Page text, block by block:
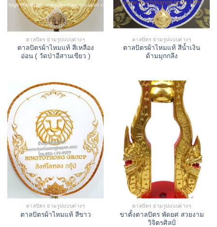
ตาลปัตร ย่ามรูปแบบต่างๆ
ตาลปัตรผ้าไหมแท้ สีเหลือง
อ่อน ( วัดป่าอีสานเขียว )
ตาลปัตร ย่ามรูปแบบต่างๆ
ตาลปัตรผ้าไหมแท้ สีน้ำเงิน
ด้ามมุกกลึง
ตาลปัตร ย่ามรูปแบบต่างๆ
ตาลปัตรผ้าไหมแท้ สีขาว
ตาลปัตร ย่ามรูปแบบต่างๆ
ขาตั้งตาลปัตร พัดยศ สวยงาม
วิจิตรศิลป์